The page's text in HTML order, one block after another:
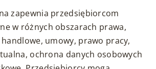
zapewnia przedsiębiorcom
w różnych obszarach prawa,
umowy, prawo pracy,
ochrona danych osobowych